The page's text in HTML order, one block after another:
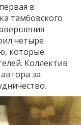
в
тамбовского
четыре
которые
Коллектив
за